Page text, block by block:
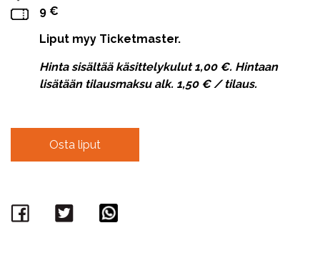
9 €
Liput myy Ticketmaster.
Hinta sisältää käsittelykulut 1,00 €. Hintaan
lisätään tilausmaksu alk. 1,50 € / tilaus.
Osta liput
Facebook
Twitter